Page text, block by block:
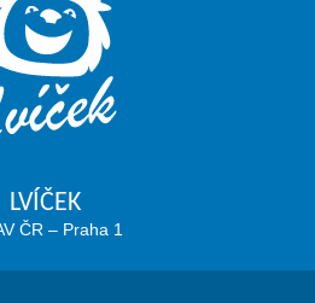
LVÍČEK
ČR – Praha 1